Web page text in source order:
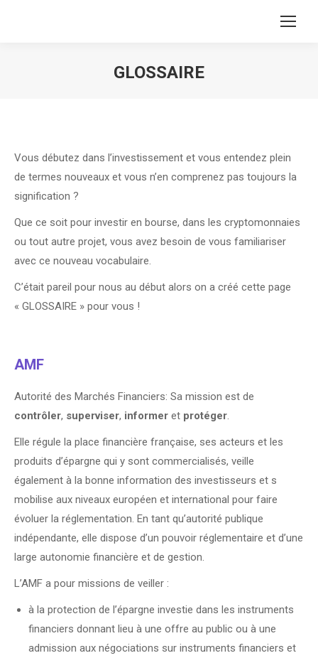
GLOSSAIRE
Vous débutez dans l’investissement et vous entendez plein
de termes nouveaux et vous n’en comprenez pas toujours la
signification ?
Que ce soit pour investir en bourse, dans les cryptomonnaies
ou tout autre projet, vous avez besoin de vous familiariser
avec ce nouveau vocabulaire.
C’était pareil pour nous au début alors on a créé cette page
« GLOSSAIRE » pour vous !
AMF
Autorité des Marchés Financiers: Sa mission est de
contrôler, superviser, informer et protéger.
Elle régule la place financière française, ses acteurs et les
produits d’épargne qui y sont commercialisés, veille
également à la bonne information des investisseurs et s
mobilise aux niveaux européen et international pour faire
évoluer la réglementation. En tant qu’autorité publique
indépendante, elle dispose d’un pouvoir réglementaire et d’une
large autonomie financière et de gestion.
L’AMF a pour missions de veiller :
à la protection de l’épargne investie dans les instruments
financiers donnant lieu à une offre au public ou à une
admission aux négociations sur instruments financiers et